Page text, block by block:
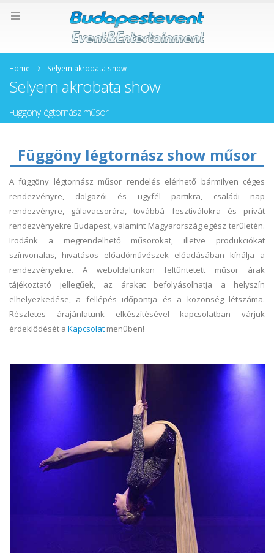
Home Selyem akrobata show
Selyem akrobata show
Függöny légtornász műsor
Függöny légtornász show műsor
A függöny légtornász műsor rendelés elérhető bármilyen céges
rendezvényre, dolgozói és ügyfél partikra, családi nap
rendezvényre, gálavacsorára, továbbá fesztiválokra és privát
rendezvényekre Budapest, valamint Magyarország egész területén.
Irodánk a megrendelhető műsorokat, illetve produkciókat
színvonalas, hivatásos előadóművészek előadásában kínálja a
rendezvényekre. A weboldalunkon feltüntetett műsor árak
tájékoztató jellegűek, az árakat befolyásolhatja a helyszín
elhelyezkedése, a fellépés időpontja és a közönség létszáma.
Részletes árajánlatunk elkészítésével kapcsolatban várjuk
érdeklődését a Kapcsolat menüben!